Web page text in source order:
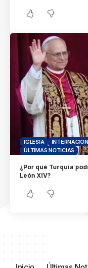
IGLESIA
ÚLTIMAS NOTICIAS
¿Por qué Turquía
León XIV?